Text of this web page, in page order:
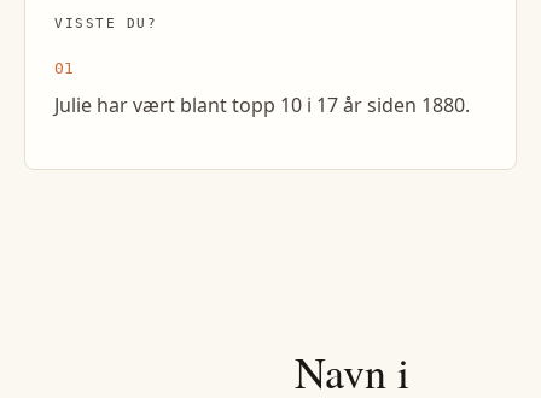
VISSTE DU?
01
Julie har vært blant topp 10 i 17 år siden 1880.
Navn i